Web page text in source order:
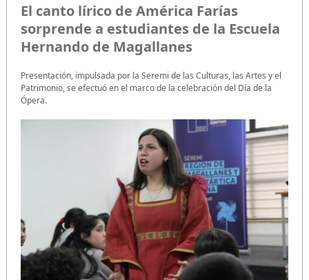
El canto lírico de América Farías
sorprende a estudiantes de la Escuela
Hernando de Magallanes
Presentación, impulsada por la Seremi de las Culturas, las Artes y el
Patrimonio, se efectuó en el marco de la celebración del Día de la
Ópera.